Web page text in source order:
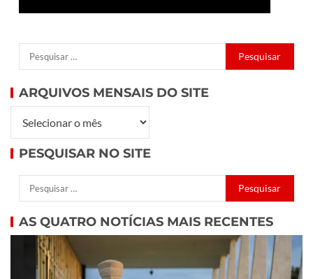
ARQUIVOS MENSAIS DO SITE
PESQUISAR NO SITE
AS QUATRO NOTÍCIAS MAIS RECENTES